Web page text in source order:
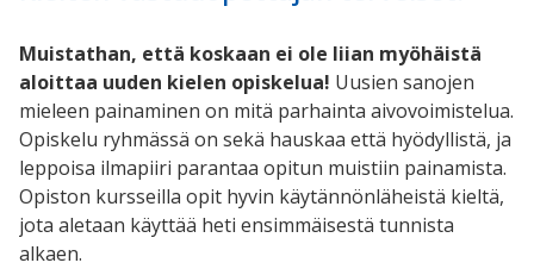
Muistathan, että koskaan ei ole liian myöhäistä
aloittaa uuden kielen opiskelua! Uusien sanojen
mieleen painaminen on mitä parhainta aivovoimistelua.
Opiskelu ryhmässä on sekä hauskaa että hyödyllistä, ja
leppoisa ilmapiiri parantaa opitun muistiin painamista.
Opiston kursseilla opit hyvin käytännönläheistä kieltä,
jota aletaan käyttää heti ensimmäisestä tunnista
alkaen.